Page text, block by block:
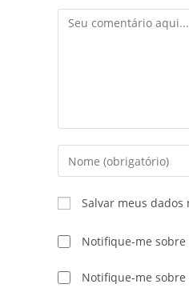
Salvar meus
Notifique-me
Notifique-me